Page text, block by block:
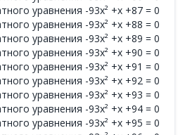
уравнения -93x² +x +87 = 0
уравнения -93x² +x +88 = 0
уравнения -93x² +x +89 = 0
уравнения -93x² +x +90 = 0
уравнения -93x² +x +91 = 0
уравнения -93x² +x +92 = 0
уравнения -93x² +x +93 = 0
уравнения -93x² +x +94 = 0
уравнения -93x² +x +95 = 0